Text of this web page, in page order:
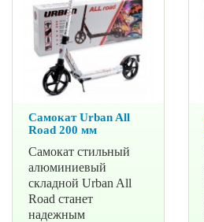
Самокат Urban All
Road 200 мм
Самокат стильный
алюминиевый
складной Urban All
Road станет
надежным